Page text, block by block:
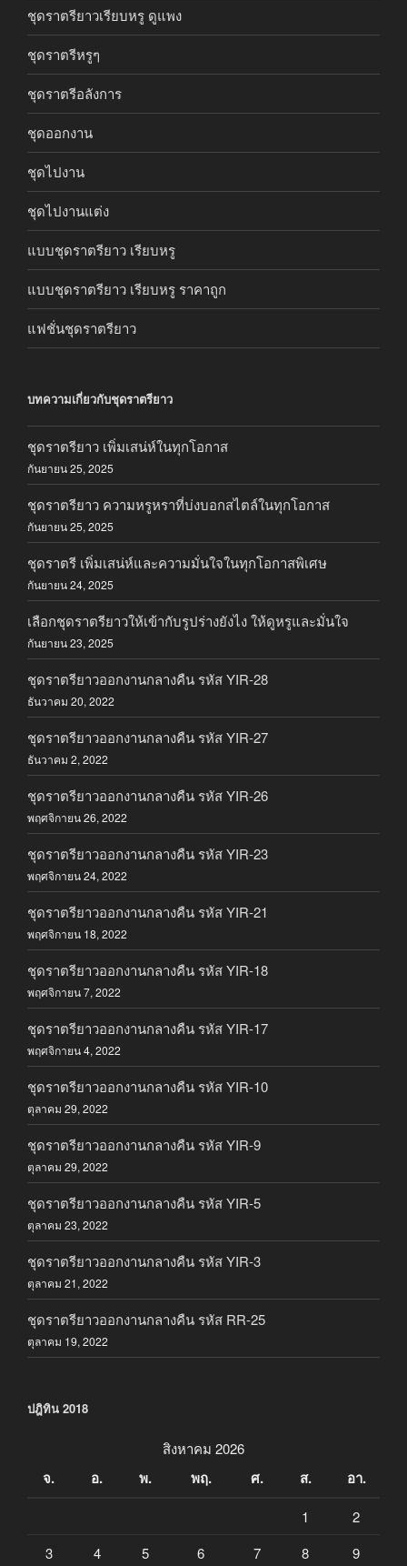
ชุดราตรียาวเรียบหรู ดูแพง
ชุดราตรีหรูๆ
ชุดราตรีอลังการ
ชุดออกงาน
ชุดไปงาน
ชุดไปงานแต่ง
แบบชุดราตรียาว เรียบหรู
แบบชุดราตรียาว เรียบหรู ราคาถูก
แฟชั่นชุดราตรียาว
บทความเกี่ยวกับชุดราตรียาว
ชุดราตรียาว เพิ่มเสน่ห์ในทุกโอกาส
กันยายน 25, 2025
ชุดราตรียาว ความหรูหราที่บ่งบอกสไตล์ในทุกโอกาส
กันยายน 25, 2025
ชุดราตรี เพิ่มเสน่ห์และความมั่นใจในทุกโอกาสพิเศษ
กันยายน 24, 2025
เลือกชุดราตรียาวให้เข้ากับรูปร่างยังไง ให้ดูหรูและมั่นใจ
กันยายน 23, 2025
ชุดราตรียาวออกงานกลางคืน รหัส YIR-28
ธันวาคม 20, 2022
ชุดราตรียาวออกงานกลางคืน รหัส YIR-27
ธันวาคม 2, 2022
ชุดราตรียาวออกงานกลางคืน รหัส YIR-26
พฤศจิกายน 26, 2022
ชุดราตรียาวออกงานกลางคืน รหัส YIR-23
พฤศจิกายน 24, 2022
ชุดราตรียาวออกงานกลางคืน รหัส YIR-21
พฤศจิกายน 18, 2022
ชุดราตรียาวออกงานกลางคืน รหัส YIR-18
พฤศจิกายน 7, 2022
ชุดราตรียาวออกงานกลางคืน รหัส YIR-17
พฤศจิกายน 4, 2022
ชุดราตรียาวออกงานกลางคืน รหัส YIR-10
ตุลาคม 29, 2022
ชุดราตรียาวออกงานกลางคืน รหัส YIR-9
ตุลาคม 29, 2022
ชุดราตรียาวออกงานกลางคืน รหัส YIR-5
ตุลาคม 23, 2022
ชุดราตรียาวออกงานกลางคืน รหัส YIR-3
ตุลาคม 21, 2022
ชุดราตรียาวออกงานกลางคืน รหัส RR-25
ตุลาคม 19, 2022
ปฎิทิน 2018
สิงหาคม 2026
จ. อ. พ. พฤ. ศ. ส. อา.
1
2
3
4 5 6 7 8 9